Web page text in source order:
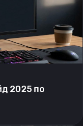
2025 по